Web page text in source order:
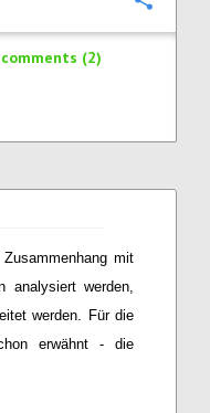
(2)
mit
analysiert werden,
werden. Für die
erwähnt - die